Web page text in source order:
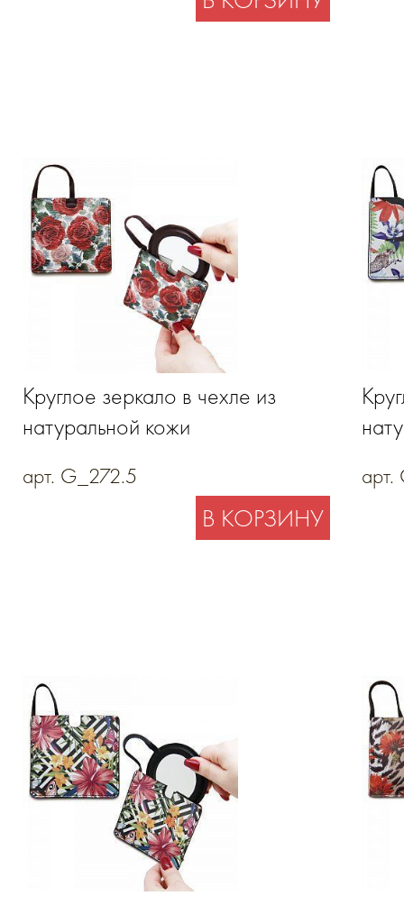
Круглое зеркало в чехле из
натуральной кожи
арт. G_272.5
В КОРЗИНУ